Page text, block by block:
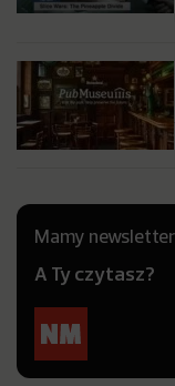
Mamy
A Ty czytasz?